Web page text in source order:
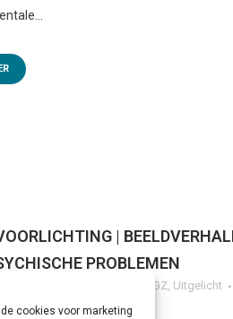
cookies voor marketing
|
PROBLEMEN
Jeugd GGZ, Uitgelicht